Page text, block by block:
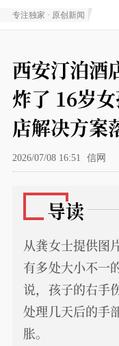
专注独家 · 原创新闻
西安汀泊酒
炸了 16岁
店解决方
2026/07/08 16:51 信网
导读
从龚女士提供图
有多处大小不一
说，孩子的右手
处理几天后的手
胀。